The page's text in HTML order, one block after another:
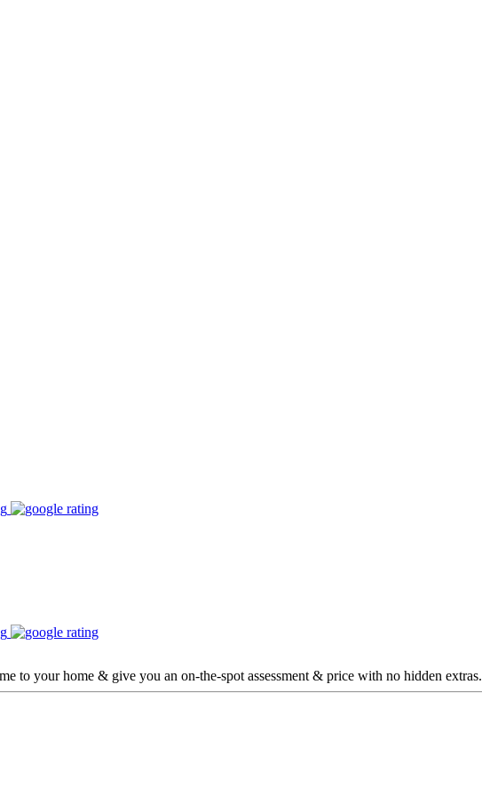
to your home & give you an on-the-spot assessment & price with no hidden extras.